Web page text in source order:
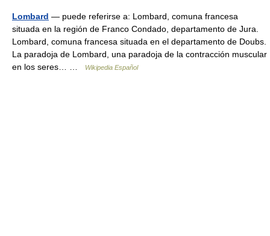
Lombard — puede referirse a: Lombard, comuna francesa
situada en la región de Franco Condado, departamento de Jura.
Lombard, comuna francesa situada en el departamento de Doubs.
La paradoja de Lombard, una paradoja de la contracción muscular
en los seres… …
Wikipedia Español